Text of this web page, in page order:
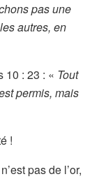
pas une
autres, en
10 : 23 : « Tout
permis, mais
!
pas de l’or,